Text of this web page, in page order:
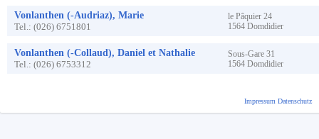
Vonlanthen (-Audriaz), Marie
Tel.: (026) 6751801
le Pâquier 24
1564 Domdidier
Vonlanthen (-Collaud), Daniel et Nathalie
Tel.: (026) 6753312
Sous-Gare 31
1564 Domdidier
Impressum Datenschutz